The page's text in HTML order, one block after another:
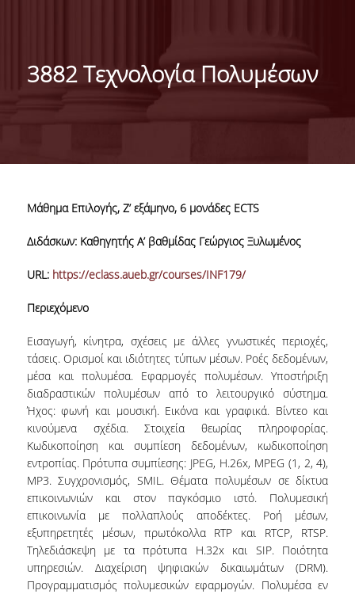
ΑΠΟΣΤΟΛΗ ΤΟΥ ΤΜΗΜΑΤΟΣ
ΔΙΟΙΚΗΣΗ ΤΟΥ ΤΜΗΜΑΤΟΣ
(Ε.ΔΙ.Π.)
ΕΙΔΙΚΟ ΤΕΧΝΙΚΟ ΚΑΙ ΕΡΓΑΣΤΗΡΙΑΚΟ
ΠΡΟΣΩΠΙΚΟ (Ε.Τ.Ε.Π.)
ΥΠΟΨΗΦΙΟΙ ΔΙΔΑΚΤΟΡΕΣ.
ΔΙΟΙΚΗΤΙΚΟ ΠΡΟΣΩΠΙΚΟ
ΜΗΤΡΩΑ
ΠΡΟΠΤΥΧΙΑΚΕΣ ΣΠΟΥΔΕΣ
ΠΡΟΓΡΑΜΜΑ ΣΠΟΥΔΩΝ
ΟΔΗΓΟΣ ΣΠΟΥΔΩΝ
3882 Τεχνολογία Πολυμέσων
Μάθημα Επιλογής, Ζ’ εξάμηνο, 6 μονάδες ECTS
Διδάσκων: Καθηγητής Α’ βαθμίδας Γεώργιος Ξυλωμένος
URL: https://eclass.aueb.gr/courses/INF179/
Περιεχόμενο
Εισαγωγή, κίνητρα, σχέσεις με άλλες γνωστικές περιοχές,
τάσεις. Ορισμοί και ιδιότητες τύπων μέσων. Ροές δεδομένων,
μέσα και πολυμέσα. Εφαρμογές πολυμέσων. Υποστήριξη
διαδραστικών πολυμέσων από το λειτουργικό σύστημα.
Ήχος: φωνή και μουσική. Εικόνα και γραφικά. Βίντεο και
κινούμενα σχέδια. Στοιχεία θεωρίας πληροφορίας.
Κωδικοποίηση και συμπίεση δεδομένων, κωδικοποίηση
εντροπίας. Πρότυπα συμπίεσης: JPEG, H.26x, MPEG (1, 2, 4),
MP3. Συγχρονισμός, SMIL. Θέματα πολυμέσων σε δίκτυα
επικοινωνιών και στον παγκόσμιο ιστό. Πολυμεσική
επικοινωνία με πολλαπλούς αποδέκτες. Ροή μέσων,
εξυπηρετητές μέσων, πρωτόκολλα RTP και RTCP, RTSP.
Τηλεδιάσκεψη με τα πρότυπα H.32x και SIP. Ποιότητα
υπηρεσιών. Διαχείριση ψηφιακών δικαιωμάτων (DRM).
Προγραμματισμός πολυμεσικών εφαρμογών. Πολυμέσα εν